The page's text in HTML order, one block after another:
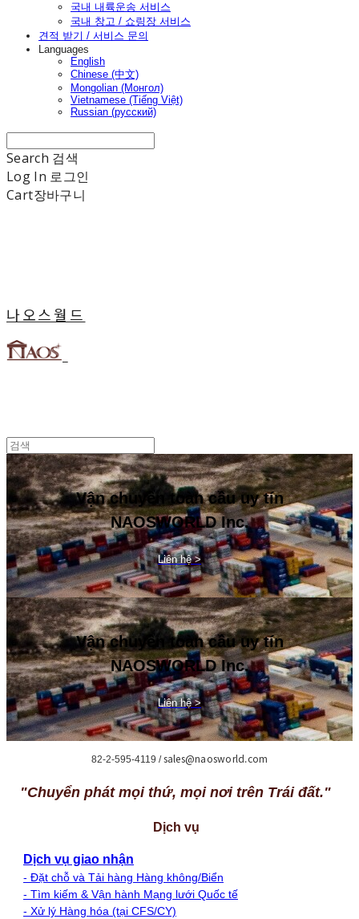
국내 내륙운송 서비스
국내 창고 / 쇼링장 서비스
견적 받기 / 서비스 문의
Languages
English
Chinese (中文)
Mongolian (Монгол)
Vietnamese (Tiếng Việt)
Russian (русский)
Search 검색
Log In 로그인
Cart장바구니
나오스월드
Vận chuyển toàn cầu uy tín
NAOSWORLD Inc.
Liên hệ >
Vận chuyển toàn cầu uy tín
NAOSWORLD Inc.
Liên hệ >
82-2-595-4119 /sales@naosworld.com
"Chuyển phát mọi thứ, mọi nơi trên Trái đất."
Dịch vụ
Dịch vụ giao nhận
- Đặt chỗ và Tải hàng Hàng không/Biển
- Tìm kiếm & Vận hành Mạng lưới Quốc tế
- Xử lý Hàng hóa (tại CFS/CY)